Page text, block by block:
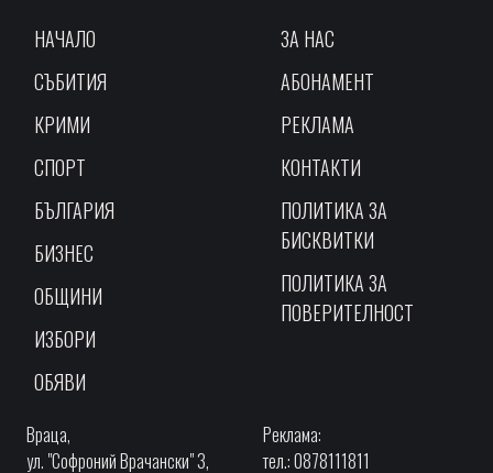
НАЧАЛО
СЪБИТИЯ
КРИМИ
СПОРТ
БЪЛГАРИЯ
БИЗНЕС
ОБЩИНИ
ИЗБОРИ
ОБЯВИ
ЗА НАС
АБОНАМЕНТ
РЕКЛАМА
КОНТАКТИ
ПОЛИТИКА ЗА
БИСКВИТКИ
ПОЛИТИКА ЗА
ПОВЕРИТЕЛНОСТ
Враца,
ул. "Софроний Врачански" 3,
Реклама:
тел.: 0878111811